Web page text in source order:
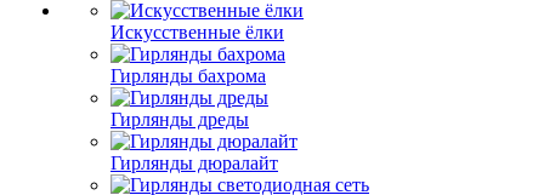
Искусственные ёлки
Гирлянды бахрома
Гирлянды дреды
Гирлянды дюралайт